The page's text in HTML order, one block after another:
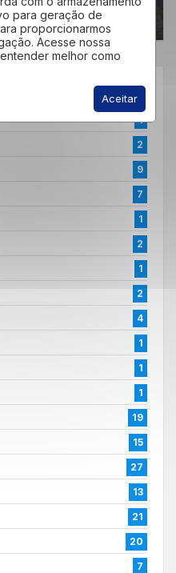
para geração de
proporcionarmos
Acesse nossa
melhor como
Aceitar
1
2
9
7
1
2
1
2
4
1
1
1
19
15
27
13
21
20
7